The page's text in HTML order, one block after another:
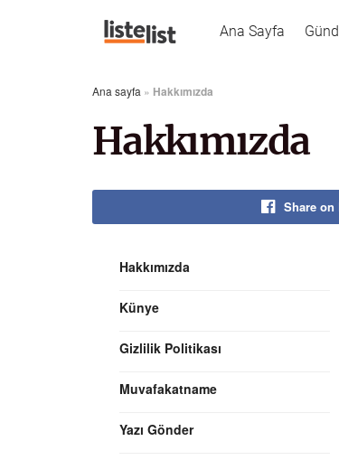
Ana Sayfa
Ana sayfa » Hakkımızda
Hakkımızda
Share on
Hakkımızda
Künye
Gizlilik Politikası
Muvafakatname
Yazı Gönder